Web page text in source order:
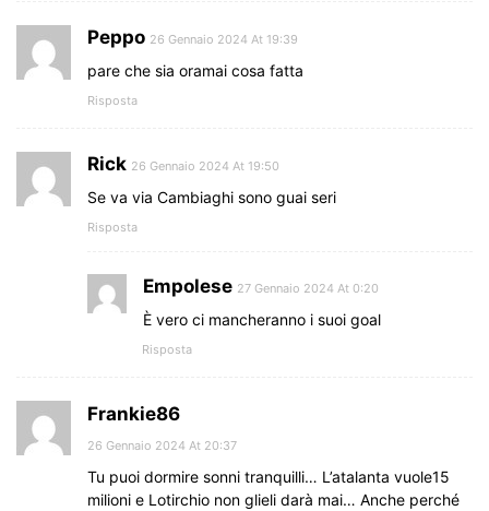
Peppo 26 Gennaio 2024 At 19:39
pare che sia oramai cosa fatta
Risposta
Rick 26 Gennaio 2024 At 19:50
Se va via Cambiaghi sono guai seri
Risposta
Empolese 27 Gennaio 2024 At 0:20
È vero ci mancheranno i suoi goal
Risposta
Frankie86
26 Gennaio 2024 At 20:37
Tu puoi dormire sonni tranquilli… L’atalanta vuole15
milioni e Lotirchio non glieli darà mai… Anche perché